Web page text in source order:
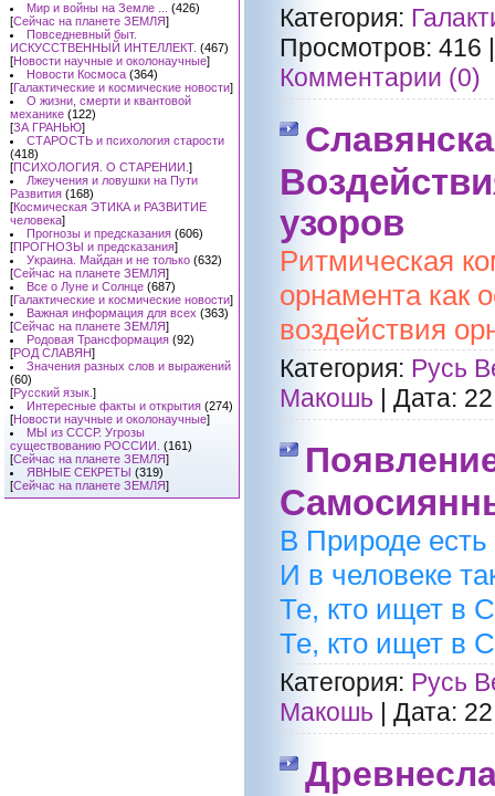
Мир и войны на Земле ...
(426)
[Сейчас на планете ЗЕМЛЯ]
Повседневный быт.
ИСКУССТВЕННЫЙ ИНТЕЛЛЕКТ. (467)
[Новости научные и околонаучные]
Новости Космоса (364)
[Галактические и космические новости]
О жизни, смерти и квантовой
механике (122)
[ЗА ГРАНЬЮ]
СТАРОСТЬ и психология старости
(418)
[ПСИХОЛОГИЯ. О СТАРЕНИИ. ]
Лжеучения и ловушки на Пути
Развития (168)
[Космическая ЭТИКА и РАЗВИТИЕ
человека]
Прогнозы и предсказания (606)
[ПРОГНОЗЫ и предсказания]
Украина. Майдан и не только (632)
[Сейчас на планете ЗЕМЛЯ]
Все о Луне и Солнце (687)
[Галактические и космические новости]
Важная информация для всех (363)
[Сейчас на планете ЗЕМЛЯ]
Родовая Трансформация (92)
[РОД СЛАВЯН]
Значения разных слов и выражений
(60)
[Русский язык. ]
Интересные факты и открытия (274)
[Новости научные и околонаучные]
МЫ из СССР. Угрозы
существованию РОССИИ. (161)
[Сейчас на планете ЗЕМЛЯ]
ЯВНЫЕ СЕКРЕТЫ (319)
[Сейчас на планете ЗЕМЛЯ]
Категория:
Просмотров: 416
Комментарии (0)
узоров
Ритмическая
орнамента как
воздействия
Категория: Русь
Макошь
Дата:
В Природе
И в человеке
Те, кто ищет в
Те, кто ищет в
Категория: Русь
Макошь
Дата: